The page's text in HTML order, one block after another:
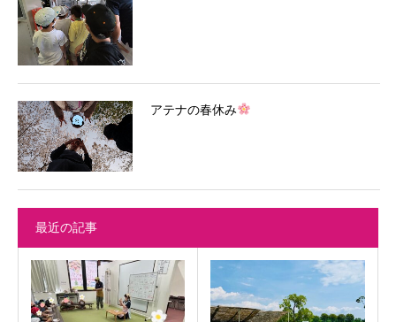
アテナの春休み
最近の記事